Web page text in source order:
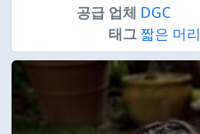
공급 업체 DGC
태그 짧은 머리